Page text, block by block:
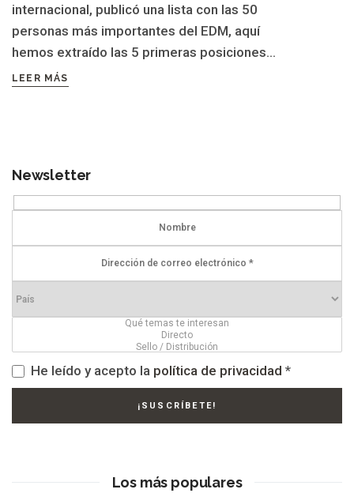
internacional, publicó una lista con las 50
personas más importantes del EDM, aquí
hemos extraído las 5 primeras posiciones...
LEER MÁS
Newsletter
He leído y acepto la política de privacidad *
Los más populares